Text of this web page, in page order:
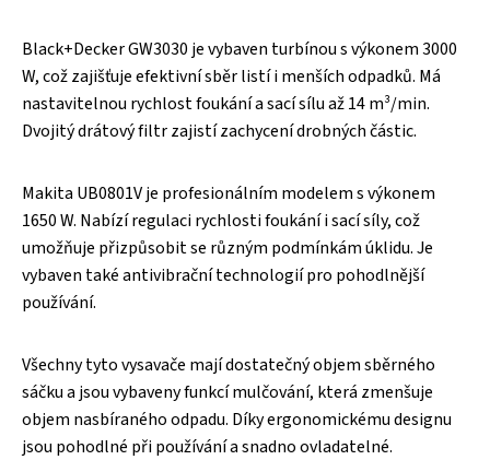
Black+Decker GW3030 je vybaven turbínou s výkonem 3000
W, což zajišťuje efektivní sběr listí i menších odpadků. Má
nastavitelnou rychlost foukání a sací sílu až 14 m³/min.
Dvojitý drátový filtr zajistí zachycení drobných částic.
Makita UB0801V je profesionálním modelem s výkonem
1650 W. Nabízí regulaci rychlosti foukání i sací síly, což
umožňuje přizpůsobit se různým podmínkám úklidu. Je
vybaven také antivibrační technologií pro pohodlnější
používání.
Všechny tyto vysavače mají dostatečný objem sběrného
sáčku a jsou vybaveny funkcí mulčování, která zmenšuje
objem nasbíraného odpadu. Díky ergonomickému designu
jsou pohodlné při používání a snadno ovladatelné.